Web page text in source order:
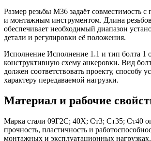
Размер резьбы М36 задаёт совместимость
и монтажным инструментом. Длина
обеспечивает необходимый диапазон
детали и регулировки её положения.
Исполнение Исполнение 1.1 и тип болта 1
конструктивную схему анкеровки. Вид
должен соответствовать проекту, способу
характеру передаваемой нагрузки.
Материал и рабочие
Марка стали 09Г2С; 40Х; Ст3; Ст35; Ст40
прочность, пластичность и
монтажных и эксплуатационных